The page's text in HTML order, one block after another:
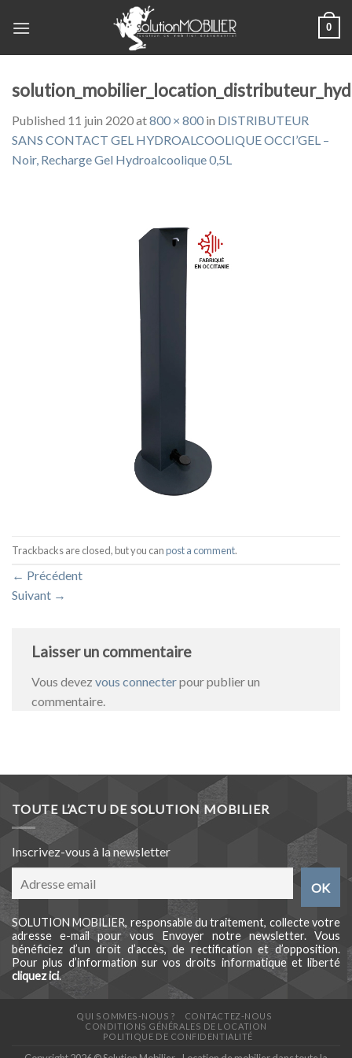
0
Published 11 juin 2020at800 × 800 in DISTRIBUTEUR
SANS CONTACT GEL HYDROALCOOLIQUE OCCI’GEL –
Noir, Recharge Gel Hydroalcoolique 0,5L
Trackbacks are closed, but you canpost a comment.
← Précédent
Suivant →
Laisser un commentaire
Vous devez vous connecterpour publier un
commentaire.
TOUTE L’ACTU DE SOLUTION MOBILIER
Inscrivez-vous à la newsletter
SOLUTION MOBILIER, responsable du traitement, collecte votre
adresse e-mail pour vous Envoyer notre newsletter. Vous
bénéficiez d’un droit d’accès, de rectification et d’opposition.
Pour plus d’information sur vos droits informatique et liberté
cliquez ici.
QUI SOMMES-NOUS ?
CONTACTEZ-NOUS
CONDITIONS GÉNÉRALES DE LOCATION
POLITIQUE DE CONFIDENTIALITÉ